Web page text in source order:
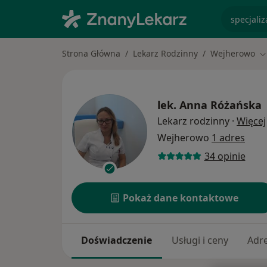
Strona Główna Lekarz Rodzinny Wejherowo
lek. Anna Różańska
Lekarz rodzinny · Więcej
Wejherowo 1 adres
34 opinie
Pokaż dane kontaktowe
Doświadczenie Usługi i ceny